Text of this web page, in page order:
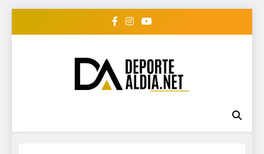
• DEPORTE AL DIA •
"Periodico Deportivo
#deportealdiard #deportealdiaperiodico